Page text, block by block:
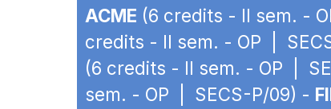
ACME (6 credits - II sem. -
credits - II sem. - OP |
(6 credits - II sem. - OP |
sem. - OP | SECS-P/09) -